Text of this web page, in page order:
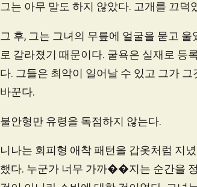
그는 아무 말도 하지 않았다. 고개를 끄덕
그 후, 그는 그녀의 무릎에 얼굴을 묻고
로 갈라졌기 때문이다. 굴욕은 실재로 등
다. 그들은 최악이 일어날 수 있고 그가
바꾼다.
불안형만 유령을 독점하지 않는다.
니나는 회피형 애착 패턴을 갑옷처럼 지
했다. 누군가 너무 가까��지는 순간을